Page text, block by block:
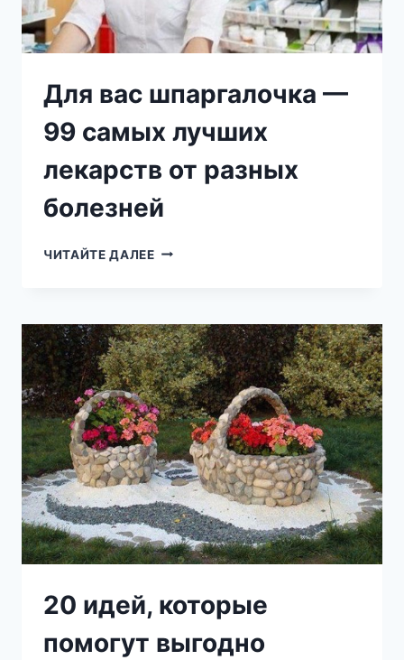
Для вас шпаргалочка —
99 самых лучших
лекарств от разных
болезней
ЧИТАЙТЕ ДАЛЕЕДЛЯ
99
САМЫХ
ЛУЧШИХ
ЛЕКАРСТВ
ОТ
РАЗНЫХ
БОЛЕЗНЕЙ
20 идей, которые
помогут выгодно